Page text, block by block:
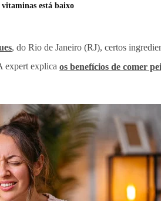
está baixo
, do Rio de Janeiro (RJ), certos
expert explica os benefícios de comer